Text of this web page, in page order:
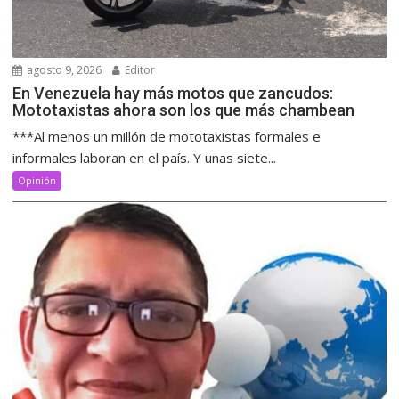
agosto 9, 2026 Editor
En Venezuela hay más motos que zancudos:
Mototaxistas ahora son los que más chambean
***Al menos un millón de mototaxistas formales e
informales laboran en el país. Y unas siete...
Opinión